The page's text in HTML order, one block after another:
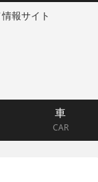
報サイト
車
CAR